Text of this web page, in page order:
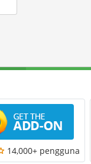
14,000+ pengguna